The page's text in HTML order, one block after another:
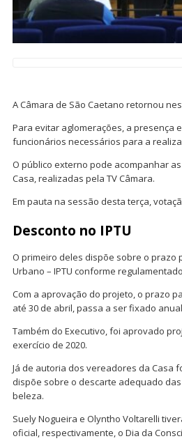
A Câmara de São Caetano retornou
Para evitar aglomerações, a presença
funcionários necessários para a
O público externo pode acompanhar
Casa, realizadas pela TV Câmara.
Em pauta na sessão desta terça,
Desconto no IPTU
O primeiro deles dispõe sobre o prazo
Urbano – IPTU conforme
Com a aprovação do projeto, o prazo
até 30 de abril, passa a ser fixado
Também do Executivo, foi aprovado
exercício de 2020.
Já de autoria dos vereadores da Casa
dispõe sobre o descarte adequado
beleza.
Suely Nogueira e Olyntho Voltarelli
oficial, respectivamente, o Dia da